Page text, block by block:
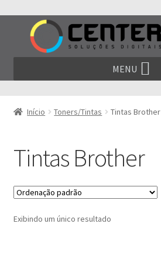
para
navegação
para
MENU
Início Toners/Tintas Tintas Brother
Tintas Brother
Exibindo um único resultado